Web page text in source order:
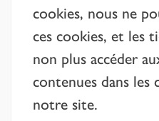
cookies, nous ne
ces cookies, et les
non plus accéder
contenues dans les
notre site.